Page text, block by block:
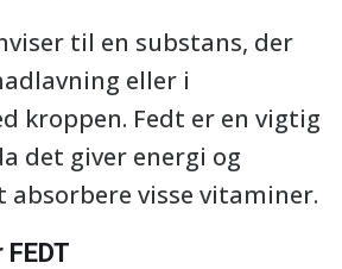
til en substans, der
eller i
kroppen. Fedt er en vigtig
det giver energi og
visse vitaminer.